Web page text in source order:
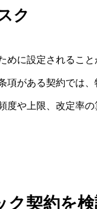
ク
に設定されるこ
項がある契約では
や上限、改定率
契約を